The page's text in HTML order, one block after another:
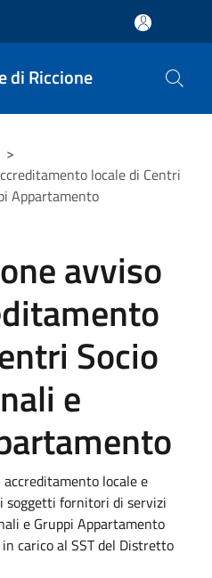
di Riccione
>
locale di Centri
Appartamento
avviso
Socio
e
locale e
soggetti fornitori di servizi
e Gruppi Appartamento
carico al SST del Distretto